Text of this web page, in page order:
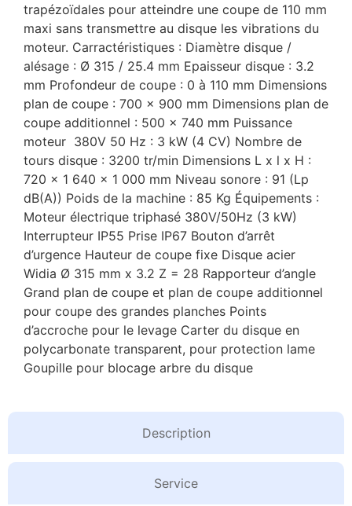
Description
Service
trapézoïdales pour atteindre une coupe de 110 mm
maxi sans transmettre au disque les vibrations du
moteur. Carractéristiques : Diamètre disque /
alésage : Ø 315 / 25.4 mm Epaisseur disque : 3.2
mm Profondeur de coupe : 0 à 110 mm Dimensions
plan de coupe : 700 x 900 mm Dimensions plan de
coupe additionnel : 500 x 740 mm Puissance
moteur 380V 50 Hz : 3 kW (4 CV) Nombre de
tours disque : 3200 tr/min Dimensions L x l x H :
720 x 1 640 x 1 000 mm Niveau sonore : 91 (Lp
dB(A)) Poids de la machine : 85 Kg Équipements :
Moteur électrique triphasé 380V/50Hz (3 kW)
Interrupteur IP55 Prise IP67 Bouton d’arrêt
d’urgence Hauteur de coupe fixe Disque acier
Widia Ø 315 mm x 3.2 Z = 28 Rapporteur d’angle
Grand plan de coupe et plan de coupe additionnel
pour coupe des grandes planches Points
d’accroche pour le levage Carter du disque en
polycarbonate transparent, pour protection lame
Goupille pour blocage arbre du disque